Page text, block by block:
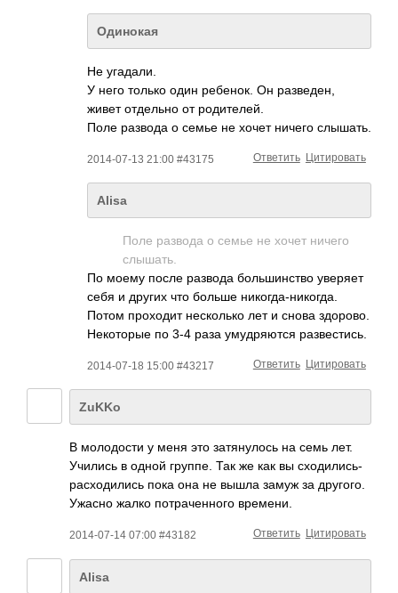
Одинокая
Не угадали.
У него только один ребенок. Он разведен,
живет отдельно от родителей.
Поле развода о семье не хочет ничего слышать.
2014-07-13 21:00 #43175 Цитировать
Ответить
Alisa
Поле развода о семье не хочет ничего
слышать.
По моему после развода большинство уверяет
себя и других что больше никогда-никогда.
Потом проходит несколько лет и снова здорово.
Некоторые по 3-4 раза умудряются развестись.
2014-07-18 15:00 #43217 Цитировать
Ответить
ZuKKо
В молодости у меня это затянулось на семь лет.
Учились в одной группе. Так же как вы сходились-
расход­ились пока она не вышла замуж за другого.
Ужасно жалко потраченного времени.
2014-07-14 07:00 #43182 Цитировать
Ответить
Alisa